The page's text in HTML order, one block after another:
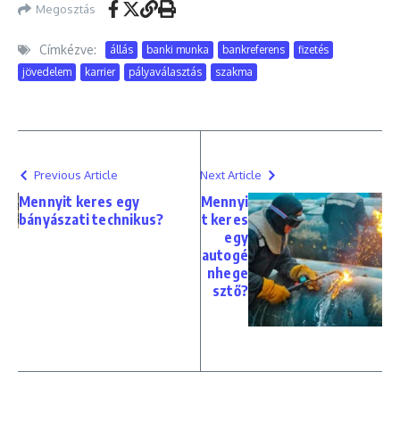
Megosztás
Címkézve: állás banki munka bankreferens
fizetés
jövedelem
karrier pályaválasztás szakma
Previous Article
Mennyit keres egy
bányászati technikus?
Next Article
Mennyi
t keres
egy
autogé
nhege
sztő?